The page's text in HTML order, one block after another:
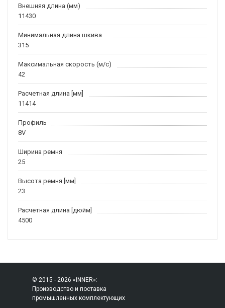
Внешняя длина (мм)
11430
Минимальная длина шкива
315
Максимальная скорость (м/c)
42
Расчетная длина [мм]
11414
Профиль
8V
Ширина ремня
25
Высота ремня [мм]
23
Расчетная длина [дюйм]
4500
© 2015 - 2026 «INNER»:
Производство и поставка
промышленных комплектующих